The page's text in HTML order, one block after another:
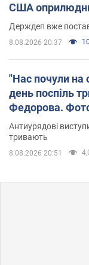
США
Держдеп вже
8.08.2026 20:37
"Нас почули на
день поспіль
Федорова. Фото
Антиурядові
тривають
8.08.2026 20:51